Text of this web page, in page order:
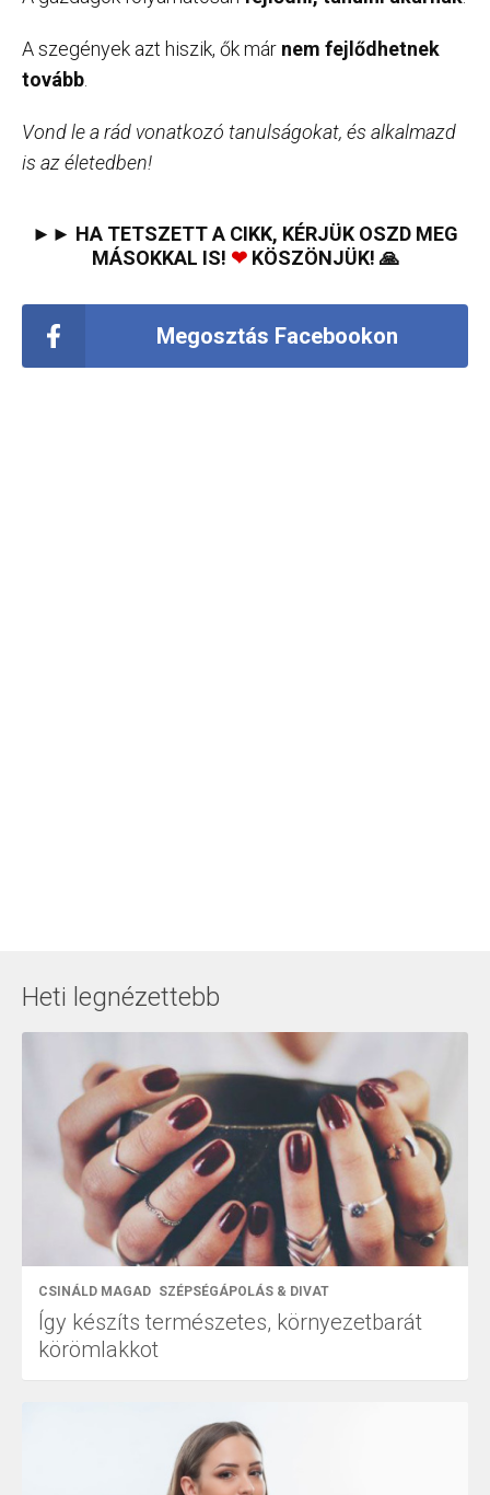
A szegények azt hiszik, ők már nem fejlődhetnek
tovább
Vond le a rád vonatkozó tanulságokat, és alkalmazd
is az életedben!
►► HA TETSZETT A CIKK, KÉRJÜK OSZD MEG
MÁSOKKAL IS! ❤KÖSZÖNJÜK! 🙏
Megosztás Facebookon
Heti legnézettebb
CSINÁLD MAGAD SZÉPSÉGÁPOLÁS & DIVAT
Így készíts természetes, környezetbarát
körömlakkot